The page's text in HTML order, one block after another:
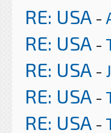
RE: USA -
RE: USA -
RE: USA -
RE: USA -
RE: USA -